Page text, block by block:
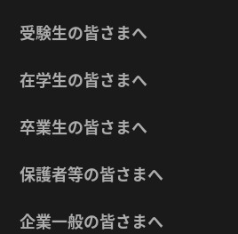
受験生の皆さまへ
在学生の皆さまへ
卒業生の皆さまへ
保護者等の皆さまへ
企業一般の皆さまへ